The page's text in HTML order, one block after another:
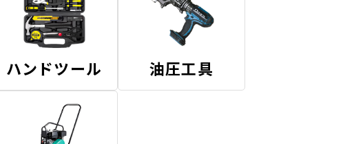
ハンドツール 油圧工具